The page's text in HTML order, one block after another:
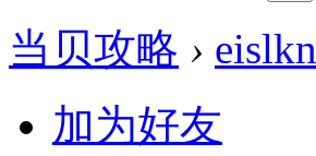
当贝攻略 › eislkn
加为好友